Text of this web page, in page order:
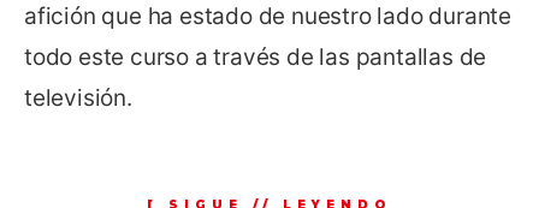
afición que ha estado de nuestro lado durante
todo este curso a través de las pantallas de
televisión.